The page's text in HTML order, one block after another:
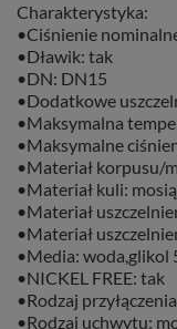
Charakterystyka:
•Ciśnienie
•Dławik: tak
•DN: DN15
•Dodatkowe
•Maksymalna
•Maksymalne
•Materiał korpusu/
•Materiał kuli:
•Materiał
•Materiał
•Media: woda,glikol
•NICKEL FREE: tak
•Rodzaj
•Rodzaj uchwytu: